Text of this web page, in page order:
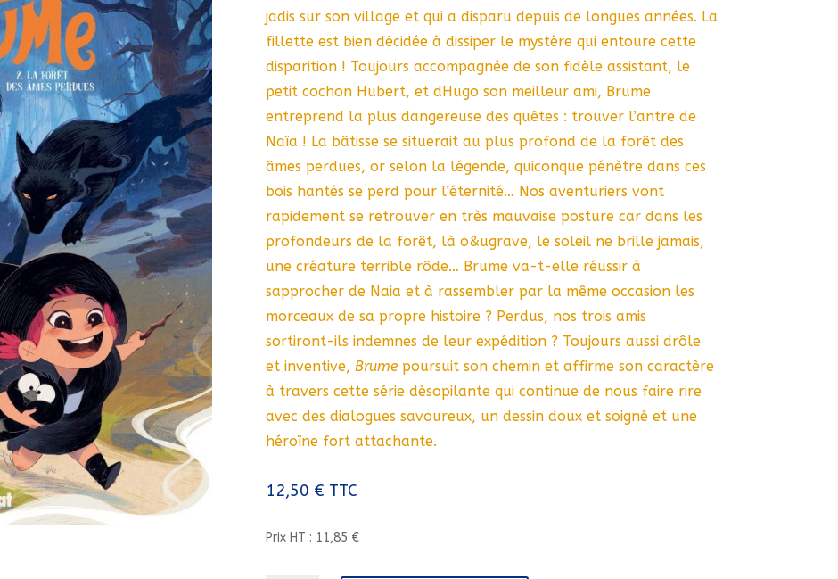
jadis sur son village et qui a disparu depuis de longues années. La
fillette est bien décidée à dissiper le mystère qui entoure cette
disparition ! Toujours accompagnée de son fidèle assistant, le
petit cochon Hubert, et dHugo son meilleur ami, Brume
entreprend la plus dangereuse des quêtes : trouver l’antre de
Naïa ! La bâtisse se situerait au plus profond de la forêt des
âmes perdues, or selon la légende, quiconque pénètre dans ces
bois hantés se perd pour l’éternité… Nos aventuriers vont
rapidement se retrouver en très mauvaise posture car dans les
profondeurs de la forêt, là o&ugrave, le soleil ne brille jamais,
une créature terrible rôde… Brume va-t-elle réussir à
sapprocher de Naia et à rassembler par la même occasion les
morceaux de sa propre histoire ? Perdus, nos trois amis
sortiront-ils indemnes de leur expédition ? Toujours aussi drôle
et inventive, Brumepoursuit son chemin et affirme son caractère
à travers cette série désopilante qui continue de nous faire rire
avec des dialogues savoureux, un dessin doux et soigné et une
héroïne fort attachante.
12,50 € TTC
Prix HT : 11,85 €